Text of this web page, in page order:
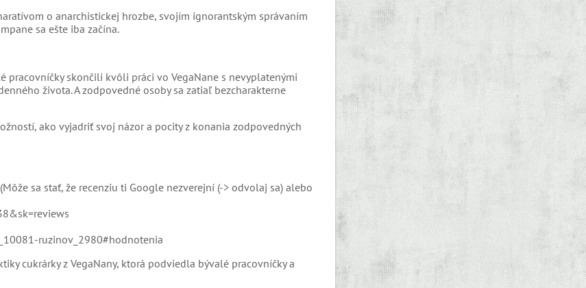
o anarchistickej hrozbe, svojím ignorantským správaním
sa ešte iba začína.
pracovníčky skončili kvôli práci vo VegaNane s nevyplatenými
života. A zodpovedné osoby sa zatiaľ bezcharakterne
ako vyjadriť svoj názor a pocity z konania zodpovedných
sa stať, že recenziu ti Google nezverejní (-> odvolaj sa) alebo
ruzinov_2980#hodnotenia
cukrárky z VegaNany, ktorá podviedla bývalé pracovníčky a